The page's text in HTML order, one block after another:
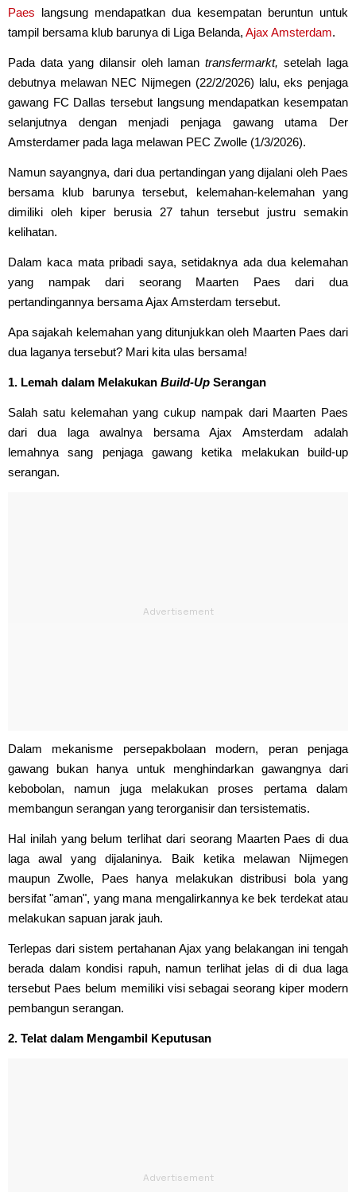
Paes langsung mendapatkan dua kesempatan beruntun untuk
tampil bersama klub barunya di Liga Belanda, Ajax Amsterdam.
Pada data yang dilansir oleh lamantransfermarkt, setelah laga
debutnya melawan NEC Nijmegen (22/2/2026) lalu, eks penjaga
gawang FC Dallas tersebut langsung mendapatkan kesempatan
selanjutnya dengan menjadi penjaga gawang utama Der
Amsterdamer pada laga melawan PEC Zwolle (1/3/2026).
Namun sayangnya, dari dua pertandingan yang dijalani oleh Paes
bersama klub barunya tersebut, kelemahan-kelemahan yang
dimiliki oleh kiper berusia 27 tahun tersebut justru semakin
kelihatan.
Dalam kaca mata pribadi saya, setidaknya ada dua kelemahan
yang nampak dari seorang Maarten Paes dari dua
pertandingannya bersama Ajax Amsterdam tersebut.
Apa sajakah kelemahan yang ditunjukkan oleh Maarten Paes dari
dua laganya tersebut? Mari kita ulas bersama!
1. Lemah dalam Melakukan Build-Up Serangan
Salah satu kelemahan yang cukup nampak dari Maarten Paes
dari dua laga awalnya bersama Ajax Amsterdam adalah
lemahnya sang penjaga gawang ketika melakukan build-up
serangan.
Dalam mekanisme persepakbolaan modern, peran penjaga
gawang bukan hanya untuk menghindarkan gawangnya dari
kebobolan, namun juga melakukan proses pertama dalam
membangun serangan yang terorganisir dan tersistematis.
Hal inilah yang belum terlihat dari seorang Maarten Paes di dua
laga awal yang dijalaninya. Baik ketika melawan Nijmegen
maupun Zwolle, Paes hanya melakukan distribusi bola yang
bersifat "aman", yang mana mengalirkannya ke bek terdekat atau
melakukan sapuan jarak jauh.
Terlepas dari sistem pertahanan Ajax yang belakangan ini tengah
berada dalam kondisi rapuh, namun terlihat jelas di di dua laga
tersebut Paes belum memiliki visi sebagai seorang kiper modern
pembangun serangan.
2. Telat dalam Mengambil Keputusan